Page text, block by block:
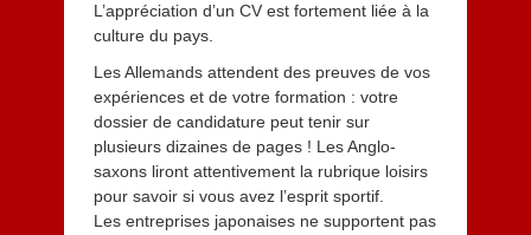
0
L’appréciation d’un CV est fortement liée à la
culture du pays.
Les Allemands attendent des preuves de vos
expériences et de votre formation : votre
dossier de candidature peut tenir sur
plusieurs dizaines de pages ! Les Anglo-
saxons liront attentivement la rubrique loisirs
pour savoir si vous avez l’esprit sportif.
Les entreprises japonaises ne supportent pas